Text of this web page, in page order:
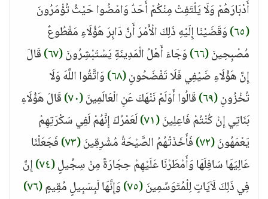
أَدْبَارَهُمْ وَلَا يَلْتَفِتْ مِنْكُمْ أَحَدٌ وَامْضُوا حَيْثُ تُؤْمَرُونَ
(٦٥)
وَقَضَيْنَا إِلَيْهِ ذَلِكَ الْأَمْرَ أَنَّ دَابِرَ هَؤُلَاءِ مَقْطُوعٌ
مُصْبِحِينَ(٦٦) وَجَاءَ أَهْلُ الْمَدِينَةِ يَسْتَبْشِرُونَ(٦٧)
قَالَ
إِنَّ هَؤُلَاءِ ضَيْفِي فَلَا تَفْضَحُونِ(٦٨)
وَاتَّقُوا اللَّهَ وَلَا
تُخْزُونِ(٦٩) قَالُوا أَوَلَمْ نَنْهَكَ عَنِ الْعَالَمِينَ(٧٠)
قَالَ هَؤُلَاءِ
بَنَاتِي إِنْ كُنْتُمْ فَاعِلِينَ(٧١)
لَعَمْرُكَ إِنَّهُمْ لَفِي سَكْرَتِهِمْ
يَعْمَهُونَ(٧٢) فَأَخَذَتْهُمُ الصَّيْحَةُ مُشْرِقِينَ(٧٣)
فَجَعَلْنَا
عَالِيَهَا سَافِلَهَا وَأَمْطَرْنَا عَلَيْهِمْ حِجَارَةً مِنْ سِجِّيلٍ(٧٤)
إِنَّ
فِي ذَلِكَ لَآيَاتٍ لِلْمُتَوَسِّمِينَ(٧٥) وَإِنَّهَا لَبِسَبِيلٍ مُقِيمٍ(٧٦)